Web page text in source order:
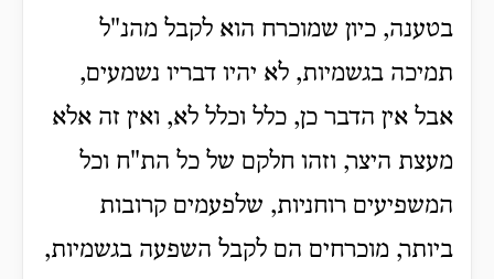
בטענה, כיון שמוכרח הוא לקבל מהנ"ל
תמיכה בגשמיות, לא יהיו דבריו נשמעים,
אבל אין הדבר כן, כלל וכלל לא, ואין זה אלא
מעצת היצר, וזהו חלקם של כל הת"ח וכל
המשפיעים רוחניות, שלפעמים קרובות
ביותר, מוכרחים הם לקבל השפעה בגשמיות,